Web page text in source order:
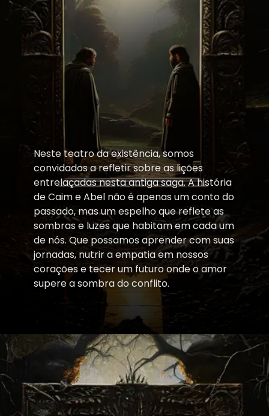
Neste teatro da existência, somos
convidados a refletir sobre as lições
entrelaçadas nesta antiga saga. A história
de Caim e Abel não é apenas um conto do
passado, mas um espelho que reflete as
sombras e luzes que habitam em cada um
de nós. Que possamos aprender com suas
jornadas, nutrir a empatia em nossos
corações e tecer um futuro onde o amor
supere a sombra do conflito.